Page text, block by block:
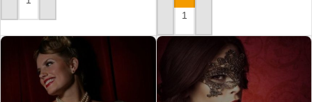
ADICIONAR AO CARRINHO
ADICIONAR AO CARRINHO